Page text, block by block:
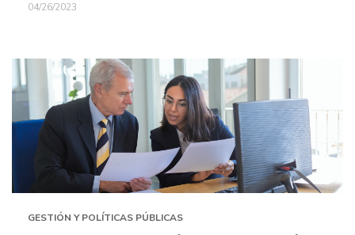
04/26/2023
GESTIÓN Y POLÍTICAS PÚBLICAS